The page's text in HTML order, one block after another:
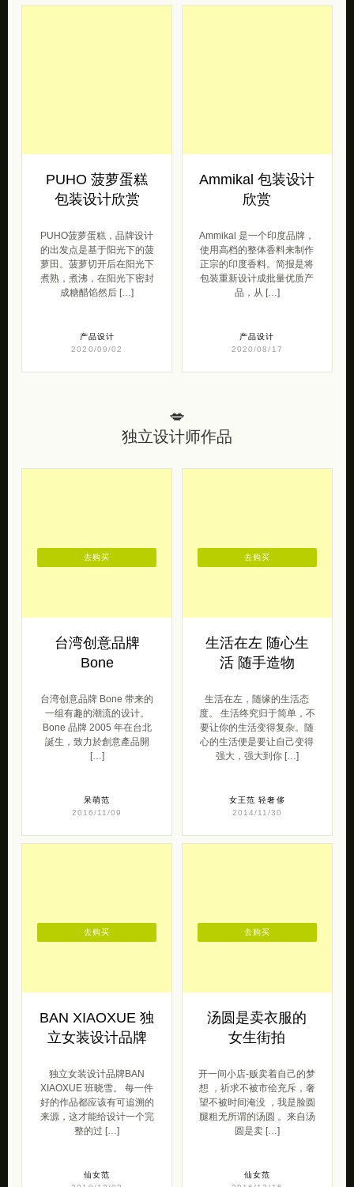
PUHO 菠萝蛋糕
包装设计欣赏
PUHO菠萝蛋糕，品牌设计
的出发点是基于阳光下的菠
萝田。菠萝切开后在阳光下
煮熟，煮沸，在阳光下密封
成糖醋馅然后 […]
产品设计
2020/09/02
Ammikal 包装设计
欣赏
Ammikal 是一个印度品牌，
使用高档的整体香料来制作
正宗的印度香料。简报是将
包装重新设计成批量优质产
品，从 […]
产品设计
2020/08/17
💋
独立设计师作品
台湾创意品牌
Bone
台湾创意品牌 Bone 带来的
一组有趣的潮流的设计。
Bone 品牌 2005 年在台北
誕生，致力於創意產品開
[…]
呆萌范
2016/11/09
去购买
生活在左 随心生
活 随手造物
生活在左，随缘的生活态
度。 生活终究归于简单，不
要让你的生活变得复杂。随
心的生活便是要让自己变得
强大，强大到你 […]
女王范 轻奢侈
2014/11/30
去购买
BAN XIAOXUE 独
立女装设计品牌
独立女装设计品牌BAN
XIAOXUE 班晓雪。 每一件
好的作品都应该有可追溯的
来源，这才能给设计一个完
整的过 […]
仙女范
去购买
汤圆是卖衣服的
女生街拍
开一间小店-贩卖着自己的梦
想 ，祈求不被市侩充斥，奢
望不被时间淹没 ，我是脸圆
腿粗无所谓的汤圆 。来自汤
圆是卖 […]
仙女范
去购买